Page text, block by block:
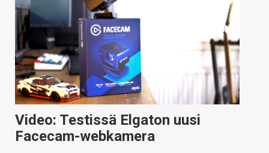
Video: Testissä Elgaton uusi
Facecam-webkamera